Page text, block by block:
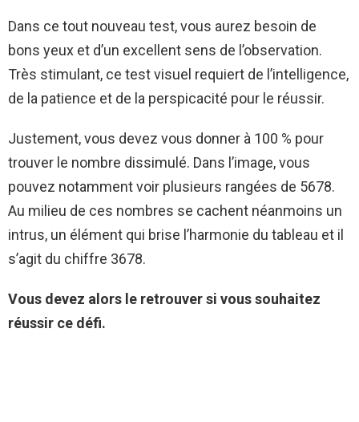
Dans ce tout nouveau test, vous aurez besoin de
bons yeux et d’un excellent sens de l’observation.
Très stimulant, ce test visuel requiert de l’intelligence,
de la patience et de la perspicacité pour le réussir.
Justement, vous devez vous donner à 100 % pour
trouver le nombre dissimulé. Dans l’image, vous
pouvez notamment voir plusieurs rangées de 5678.
Au milieu de ces nombres se cachent néanmoins un
intrus, un élément qui brise l’harmonie du tableau et il
s’agit du chiffre 3678.
Vous devez alors le retrouver si vous souhaitez
réussir ce défi.